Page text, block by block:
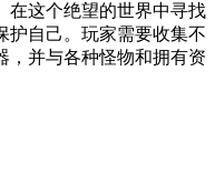
在这个绝望的世界中寻找
护自己。玩家需要收集不
，并与各种怪物和拥有资